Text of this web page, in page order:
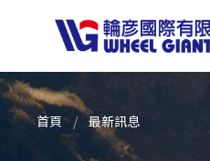
首頁 最新訊息